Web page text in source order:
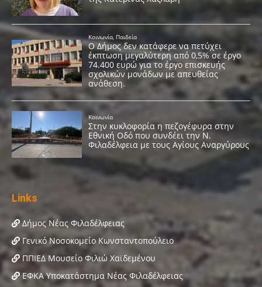
Links
Δήμος Νέας Φιλαδέλφειας
Γενικό Νοσοκομείο Κωνσταντοπούλειο
ΠΠΙΕΔ Μουσείο Φιλιώ Χαϊδεμένου
ΕΦΚΑ Υποκατάστημα Νέας Φιλαδέλφειας